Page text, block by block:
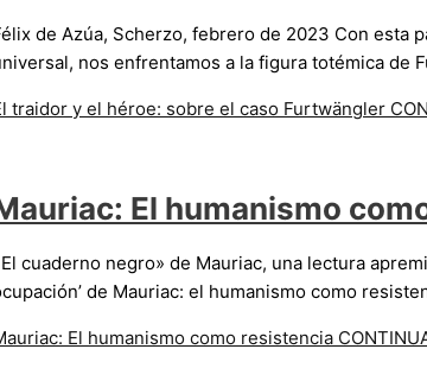
de Azúa, Scherzo, febrero de 2023 Con esta
nos enfrentamos a la figura totémica de
traidor y el héroe: sobre el caso Furtwängler
El humanismo
cuaderno negro» de Mauriac, una lectura
de Mauriac: el humanismo como
El humanismo como resistencia